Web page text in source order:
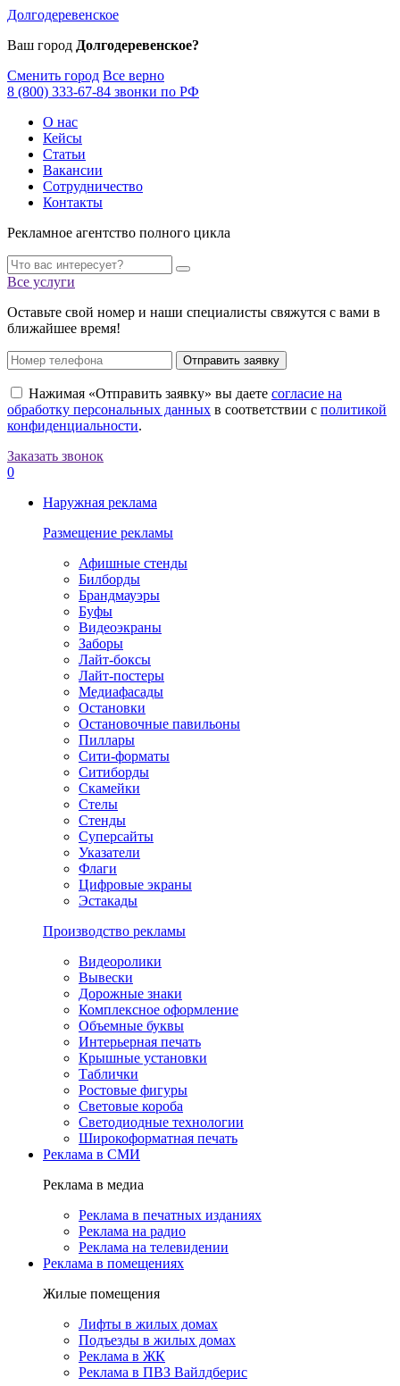
Долгодеревенское
Ваш город Долгодеревенское?
Сменить город Все верно
8 (800) 333-67-84 звонки по РФ
О нас
Кейсы
Статьи
Вакансии
Сотрудничество
Контакты
Рекламное агентство полного цикла
Все услуги
Оставьте свой номер и наши специалисты свяжутся с вами в
ближайшее время!
Отправить заявку
Нажимая «Отправить заявку» вы даете согласие на
обработку персональных данных в соответствии с политикой
конфиденциальности.
Заказать звонок
0
Наружная реклама
Размещение рекламы
Афишные стенды
Билборды
Брандмауэры
Буфы
Видеоэкраны
Заборы
Лайт-боксы
Лайт-постеры
Медиафасады
Остановки
Остановочные павильоны
Пиллары
Сити-форматы
Ситиборды
Скамейки
Стелы
Стенды
Суперсайты
Указатели
Флаги
Цифровые экраны
Эстакады
Производство рекламы
Видеоролики
Вывески
Дорожные знаки
Комплексное оформление
Объемные буквы
Интерьерная печать
Крышные установки
Таблички
Ростовые фигуры
Световые короба
Светодиодные технологии
Широкоформатная печать
Реклама в СМИ
Реклама в медиа
Реклама в печатных изданиях
Реклама на радио
Реклама на телевидении
Реклама в помещениях
Жилые помещения
Лифты в жилых домах
Подъезды в жилых домах
Реклама в ЖК
Реклама в ПВЗ Вайлдберис